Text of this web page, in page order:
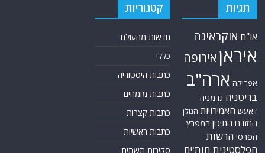
תגיות
או"ם אוקראינה
איראן אירופה
אפריקה ארה"ב
בריטניה גרמניה
דאעש האמירויות הגולן
המזרח התיכון המפרץ
הפרסי הרשות
הפלסטינית חות'ים
קטגוריות
חדשות מהעולם
כללי
כתבות היסטוריה
כתבות מומחים
כתבות קצרות
כתבות ראשיות
סקירות תשתית